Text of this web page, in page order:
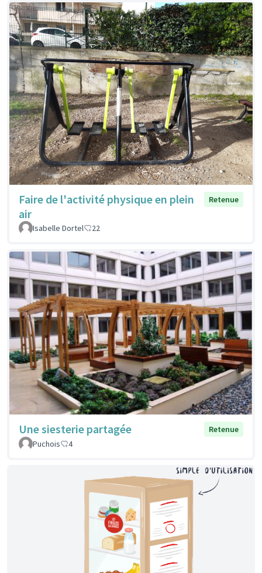
Faire de l'activité physique en plein
air
Retenue
Isabelle Dortel 22
Une siesterie partagée
Retenue
Puchois
4